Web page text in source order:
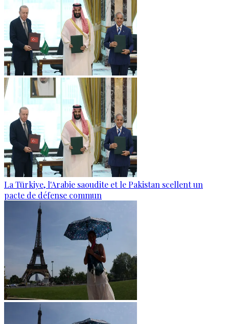
La Türkiye, l'Arabie saoudite et le Pakistan scellent un
pacte de défense commun